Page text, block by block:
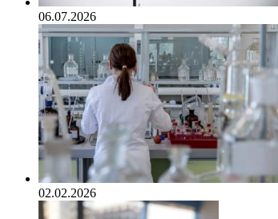
06.07.2026
02.02.2026